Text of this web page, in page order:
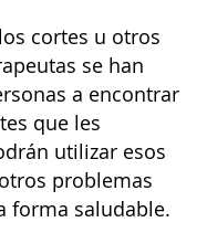
cortes u otros
se han
a encontrar
que les
utilizar esos
problemas
forma saludable.